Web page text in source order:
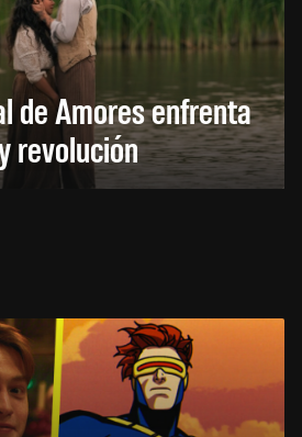
de Amores enfrenta
revolución